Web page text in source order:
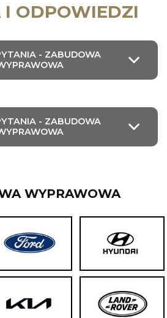
I ODPOWIEDZI
- ZABUDOWA
- ZABUDOWA
WYPRAWOWA